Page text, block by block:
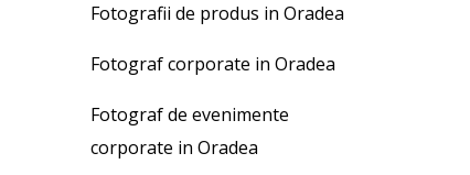
Fotografii de produs in Oradea
Fotograf corporate in Oradea
Fotograf de evenimente
corporate in Oradea